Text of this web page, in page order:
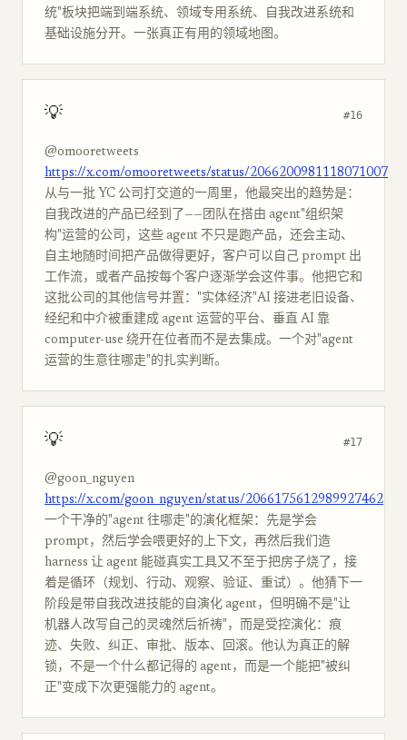
统"板块把端到端系统、领域专用系统、自我改进系统和
基础设施分开。一张真正有用的领域地图。
💡 #16
@omooretweets
https://x.com/omooretweets/status/2066200981118071007
从与一批 YC 公司打交道的一周里，他最突出的趋势是：
自我改进的产品已经到了——团队在搭由 agent"组织架
构"运营的公司，这些 agent 不只是跑产品，还会主动、
自主地随时间把产品做得更好，客户可以自己 prompt 出
工作流，或者产品按每个客户逐渐学会这件事。他把它和
这批公司的其他信号并置："实体经济"AI 接进老旧设备、
经纪和中介被重建成 agent 运营的平台、垂直 AI 靠
computer-use 绕开在位者而不是去集成。一个对"agent
运营的生意往哪走"的扎实判断。
💡 #17
@goon_nguyen
https://x.com/goon_nguyen/status/2066175612989927462
一个干净的"agent 往哪走"的演化框架：先是学会
prompt，然后学会喂更好的上下文，再然后我们造
harness 让 agent 能碰真实工具又不至于把房子烧了，接
着是循环（规划、行动、观察、验证、重试）。他猜下一
阶段是带自我改进技能的自演化 agent，但明确不是"让
机器人改写自己的灵魂然后祈祷"，而是受控演化：痕
迹、失败、纠正、审批、版本、回滚。他认为真正的解
锁，不是一个什么都记得的 agent，而是一个能把"被纠
正"变成下次更强能力的 agent。